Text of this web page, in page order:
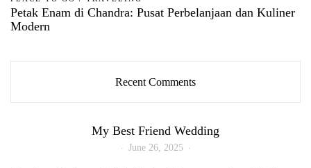
Petak Enam di Chandra: Pusat Perbelanjaan dan Kuliner
Modern
Recent Comments
My Best Friend Wedding
June 26, 2025